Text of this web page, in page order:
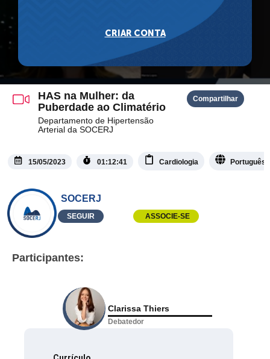
HAS na Mulher: da
Puberdade ao Climatério
Departamento de Hipertensão
Arterial da SOCERJ
Compartilhar
15/05/2023 01:12:41 Cardiologia Português
SOCERJ
SEGUIR ASSOCIE-SE
Participantes:
Clarissa Thiers
Debatedor